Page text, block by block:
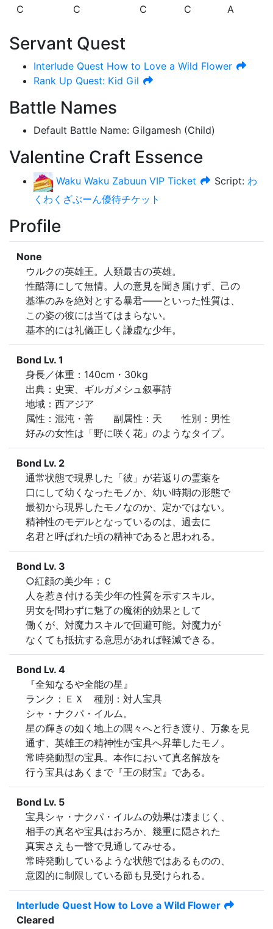
C C C C A
Servant Quest
Interlude Quest How to Love a Wild Flower
Rank Up Quest: Kid Gil
Battle Names
Default Battle Name: Gilgamesh (Child)
Valentine Craft Essence
Waku Waku Zabuun VIP Ticket Script: わ
くわくざぶーん優待チケット
Profile
None
ウルクの英雄王。人類最古の英雄。
性酷薄にして無情。人の意見を聞き届けず、己の
基準のみを絶対とする暴君――といった性質は、
この姿の彼には当てはまらない。
基本的には礼儀正しく謙虚な少年。
Bond Lv. 1
身長／体重：140cm・30kg
出典：史実、ギルガメシュ叙事詩
地域：西アジア
属性：混沌・善　　副属性：天　　性別：男性
好みの女性は「野に咲く花」のようなタイプ。
Bond Lv. 2
通常状態で現界した「彼」が若返りの霊薬を
口にして幼くなったモノか、幼い時期の形態で
最初から現界したモノなのか、定かではない。
精神性のモデルとなっているのは、過去に
名君と呼ばれた頃の精神であると思われる。
Bond Lv. 3
○紅顔の美少年：Ｃ
人を惹き付ける美少年の性質を示すスキル。
男女を問わずに魅了の魔術的効果として
働くが、対魔力スキルで回避可能。対魔力が
なくても抵抗する意思があれば軽減できる。
Bond Lv. 4
『全知なるや全能の星』
ランク：ＥＸ　種別：対人宝具
シャ・ナクパ・イルム。
星の輝きの如く地上の隅々へと行き渡り、万象を見
通す、英雄王の精神性が宝具へ昇華したモノ。
常時発動型の宝具。本作において真名解放を
行う宝具はあくまで『王の財宝』である。
Bond Lv. 5
宝具シャ・ナクパ・イルムの効果は凄まじく、
相手の真名や宝具はおろか、幾重に隠された
真実さえも一瞥で見通してみせる。
常時発動しているような状態ではあるものの、
意図的に制限している節も見受けられる。
Interlude Quest How to Love a Wild Flower
Cleared